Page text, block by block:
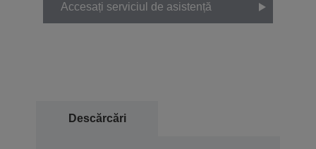
Accesați serviciul de asistență
Descărcări